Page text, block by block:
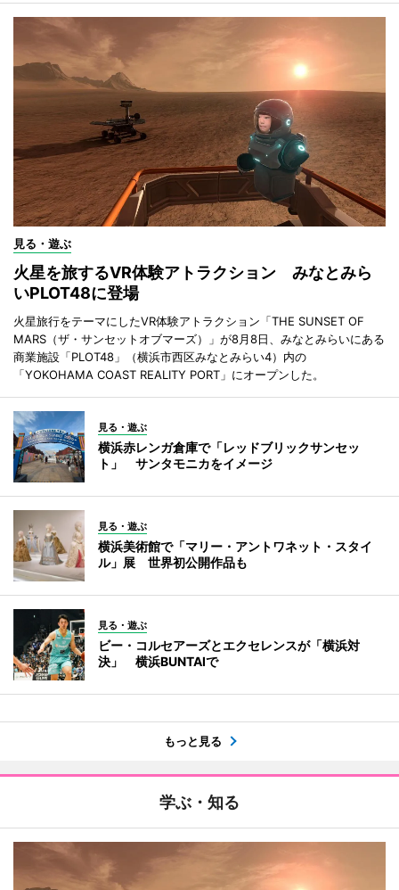
見る・遊ぶ
火星を旅するVR体験アトラクション みなとみら
いPLOT48に登場
火星旅行をテーマにしたVR体験アトラクション「THE SUNSET OF
MARS（ザ・サンセットオブマーズ）」が8月8日、みなとみらいにある
商業施設「PLOT48」（横浜市西区みなとみらい4）内の
「YOKOHAMA COAST REALITY PORT」にオープンした。
見る・遊ぶ
横浜赤レンガ倉庫で「レッドブリックサンセッ
ト」 サンタモニカをイメージ
見る・遊ぶ
横浜美術館で「マリー・アントワネット・スタイ
ル」展 世界初公開作品も
見る・遊ぶ
ビー・コルセアーズとエクセレンスが「横浜対
決」 横浜BUNTAIで
もっと見る
学ぶ・知る